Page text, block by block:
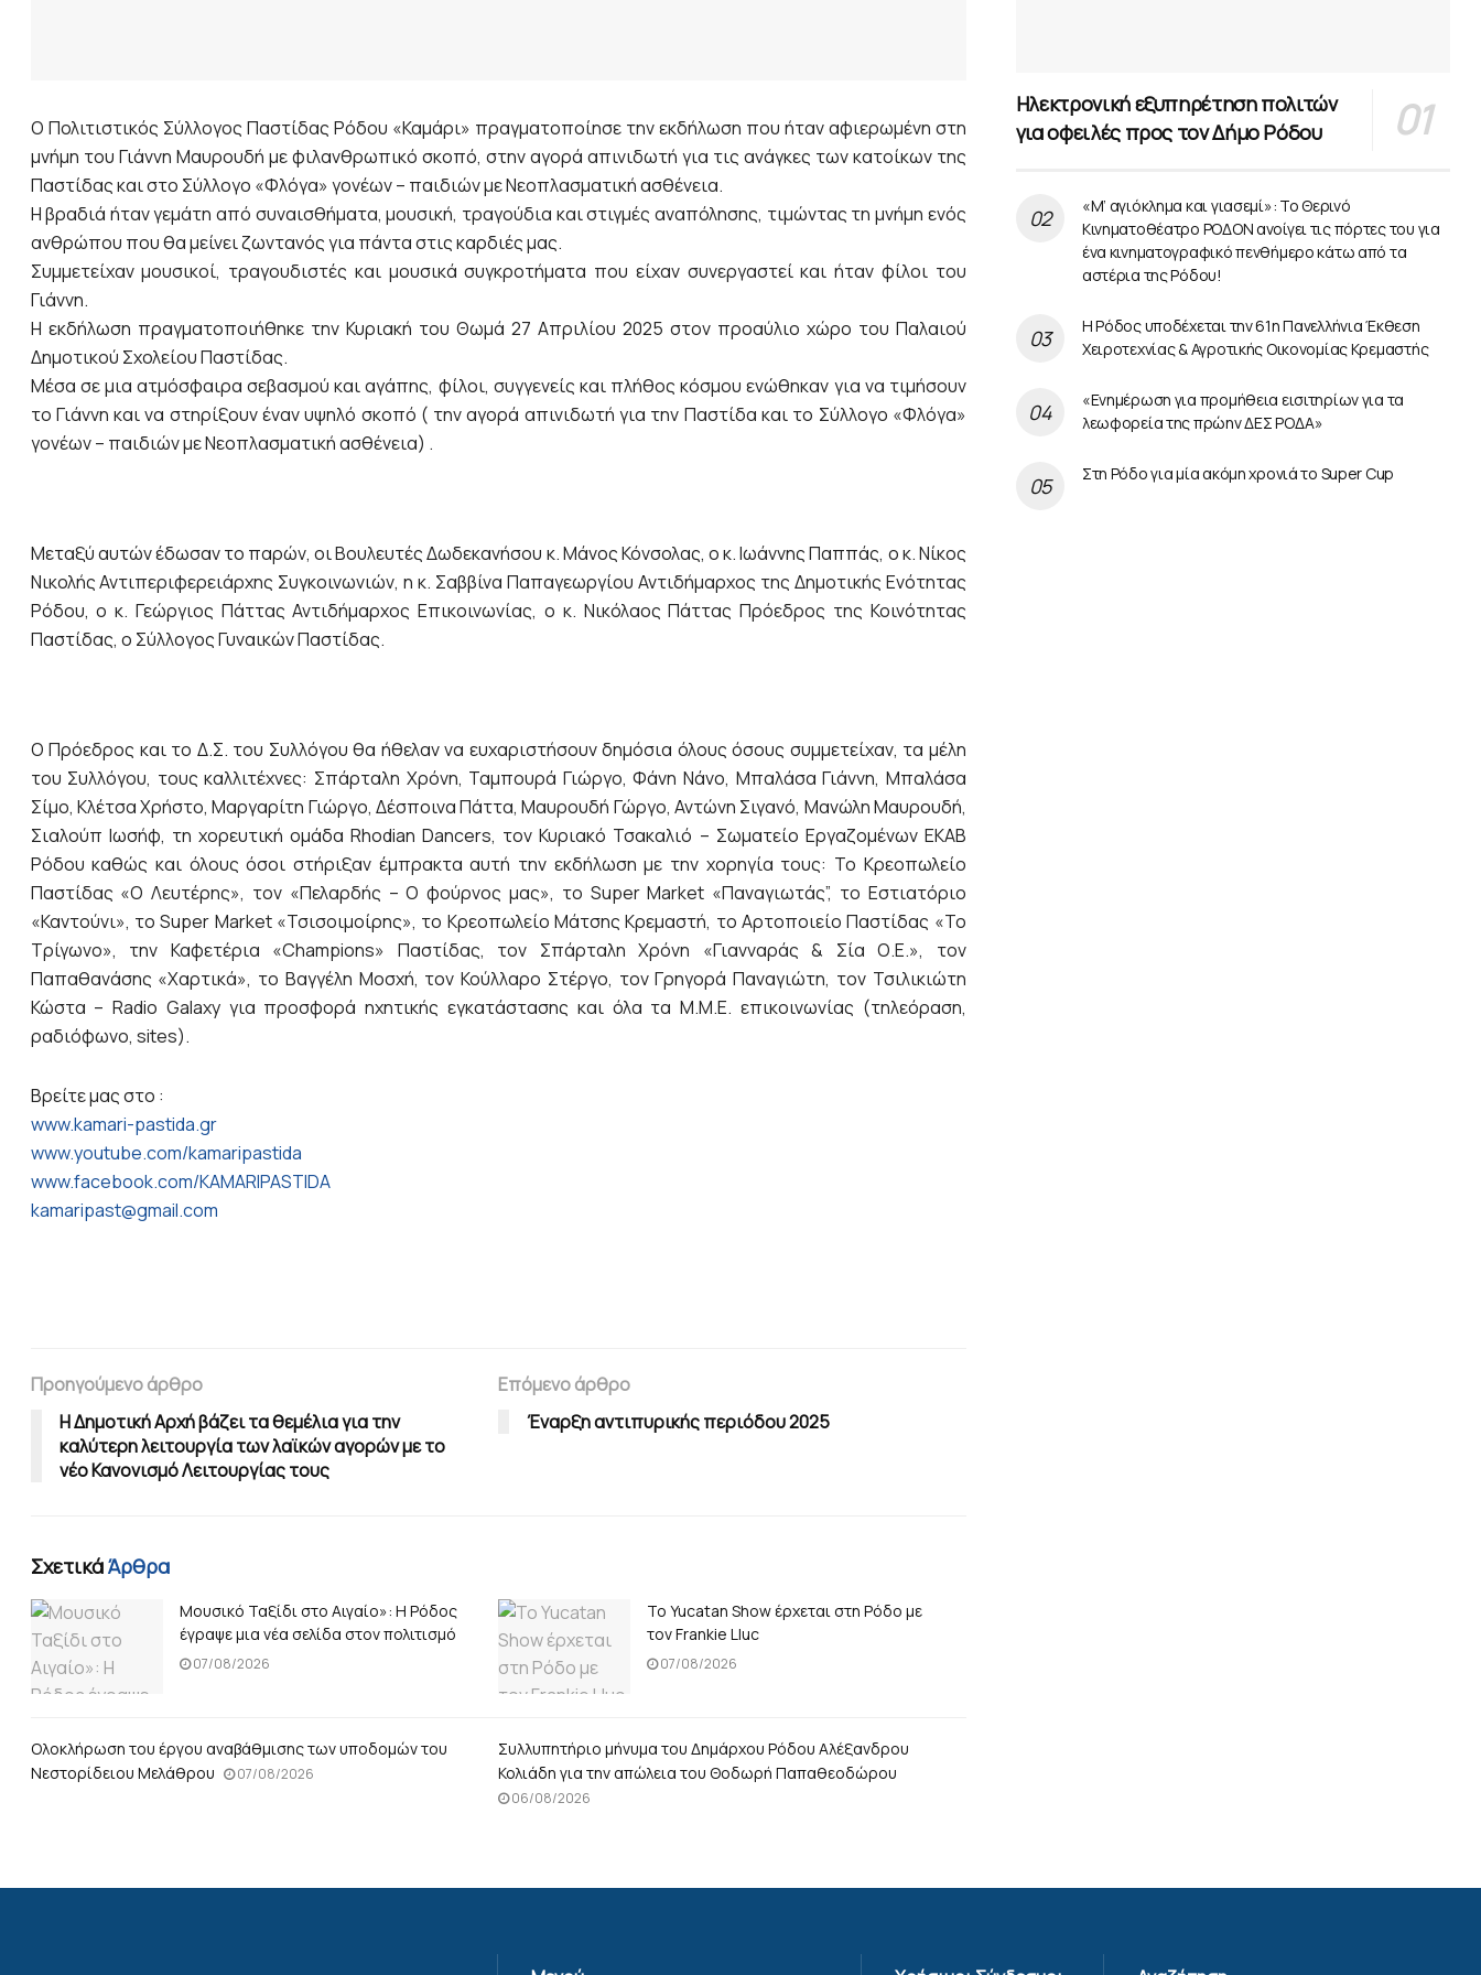
Ο Πολιτιστικός Σύλλογος Παστίδας Ρόδου «Καμάρι» πραγματοποίησε την εκδήλωση που ήταν αφιερωμένη στη
μνήμη του Γιάννη Μαυρουδή με φιλανθρωπικό σκοπό, στην αγορά απινιδωτή για τις ανάγκες των κατοίκων της
Παστίδας και στο Σύλλογο «Φλόγα» γονέων – παιδιών με Νεοπλασματική ασθένεια.
Η βραδιά ήταν γεμάτη από συναισθήματα, μουσική, τραγούδια και στιγμές αναπόλησης, τιμώντας τη μνήμη ενός
ανθρώπου που θα μείνει ζωντανός για πάντα στις καρδιές μας.
Συμμετείχαν μουσικοί, τραγουδιστές και μουσικά συγκροτήματα που είχαν συνεργαστεί και ήταν φίλοι του
Γιάννη.
Η εκδήλωση πραγματοποιήθηκε την Κυριακή του Θωμά 27 Απριλίου 2025 στον προαύλιο χώρο του Παλαιού
Δημοτικού Σχολείου Παστίδας.
Μέσα σε μια ατμόσφαιρα σεβασμού και αγάπης, φίλοι, συγγενείς και πλήθος κόσμου ενώθηκαν για να τιμήσουν
το Γιάννη και να στηρίξουν έναν υψηλό σκοπό ( την αγορά απινιδωτή για την Παστίδα και το Σύλλογο «Φλόγα»
γονέων – παιδιών με Νεοπλασματική ασθένεια) .
Μεταξύ αυτών έδωσαν το παρών, οι Βουλευτές Δωδεκανήσου κ. Μάνος Κόνσολας, ο κ. Ιωάννης Παππάς, ο κ. Νίκος
Νικολής Αντιπεριφερειάρχης Συγκοινωνιών, η κ. Σαββίνα Παπαγεωργίου Αντιδήμαρχος της Δημοτικής Ενότητας
Ρόδου, ο κ. Γεώργιος Πάττας Αντιδήμαρχος Επικοινωνίας, ο κ. Νικόλαος Πάττας Πρόεδρος της Κοινότητας
Παστίδας, ο Σύλλογος Γυναικών Παστίδας.
Ο Πρόεδρος και το Δ.Σ. του Συλλόγου θα ήθελαν να ευχαριστήσουν δημόσια όλους όσους συμμετείχαν, τα μέλη
του Συλλόγου, τους καλλιτέχνες: Σπάρταλη Χρόνη, Ταμπουρά Γιώργο, Φάνη Νάνο, Μπαλάσα Γιάννη, Μπαλάσα
Σίμο, Κλέτσα Χρήστο, Μαργαρίτη Γιώργο, Δέσποινα Πάττα, Μαυρουδή Γώργο, Αντώνη Σιγανό, Μανώλη Μαυρουδή,
Σιαλούπ Ιωσήφ, τη χορευτική ομάδα Rhodian Dancers, τον Κυριακό Τσακαλιό – Σωματείο Εργαζομένων ΕΚΑΒ
Ρόδου καθώς και όλους όσοι στήριξαν έμπρακτα αυτή την εκδήλωση με την χορηγία τους: Το Κρεοπωλείο
Παστίδας «Ο Λευτέρης», τον «Πελαρδής – Ο φούρνος μας», το Super Market «Παναγιωτάς”, το Εστιατόριο
«Καντούνι», το Super Market «Τσισοιμοίρης», το Κρεοπωλείο Μάτσης Κρεμαστή, το Αρτοποιείο Παστίδας «Το
Τρίγωνο», την Καφετέρια «Champions» Παστίδας, τον Σπάρταλη Χρόνη «Γιανναράς & Σία Ο.Ε.», τον
Παπαθανάσης «Χαρτικά», το Βαγγέλη Μοσχή, τον Κούλλαρο Στέργο, τον Γρηγορά Παναγιώτη, τον Τσιλικιώτη
Κώστα – Radio Galaxy για προσφορά ηχητικής εγκατάστασης και όλα τα Μ.Μ.Ε. επικοινωνίας (τηλεόραση,
ραδιόφωνο, sites).
Βρείτε μας στο :
www.kamari-pastida.gr
www.youtube.com/kamaripastida
www.facebook.com/KAMARIPASTIDA
kamaripast@gmail.com
Προηγούμενο άρθρο
Η Δημοτική Αρχή βάζει τα θεμέλια για την
καλύτερη λειτουργία των λαϊκών αγορών με το
νέο Κανονισμό Λειτουργίας τους
Επόμενο άρθρο
Έναρξη αντιπυρικής περιόδου 2025
ΣχετικάΆρθρα
Μουσικό Ταξίδι στο Αιγαίο»: Η Ρόδος
έγραψε μια νέα σελίδα στον πολιτισμό
07/08/2026
Το Yucatan Show έρχεται στη Ρόδο με
τον Frankie Lluc
07/08/2026
Ολοκλήρωση του έργου αναβάθμισης των υποδομών του
Νεστορίδειου Μελάθρου
07/08/2026
Συλλυπητήριο μήνυμα του Δημάρχου Ρόδου Αλέξανδρου
Κολιάδη για την απώλεια του Θοδωρή Παπαθεοδώρου
06/08/2026
Ηλεκτρονική εξυπηρέτηση πολιτών
για οφειλές προς τον Δήμο Ρόδου
«Μ’ αγιόκλημα και γιασεμί»: Το Θερινό
Κινηματοθέατρο ΡΟΔΟΝ ανοίγει τις πόρτες του για
ένα κινηματογραφικό πενθήμερο κάτω από τα
αστέρια της Ρόδου!
Η Ρόδος υποδέχεται την 61η Πανελλήνια Έκθεση
Χειροτεχνίας & Αγροτικής Οικονομίας Κρεμαστής
«Ενημέρωση για προμήθεια εισιτηρίων για τα
λεωφορεία της πρώην ΔΕΣ ΡΟΔΑ»
Στη Ρόδο για μία ακόμη χρονιά το Super Cup